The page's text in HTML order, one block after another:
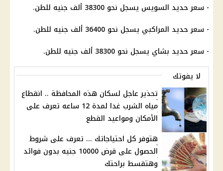
- سعر حديد السويس يسجل نحو 38300 ألف جنيه للطن.
- سعر حديد المراكبي يسجل نحو 36400 ألف جنيه للطن.
- سعر حديد بشاي يسجل نحو 38300 ألف جنيه للطن.
لا يفوتك
تحذير عاجل لسكان هذه المحافظة .. انقطاع
مياه الشرب غدا لمدة 12 ساعه تعرف على
الأمكان ومواعيد القطع
هتوفر كل احتياجاتك ... تعرف على شروط
الحصول على قرض 10000 جنيه بدون فوائد
وهتقسط براحتك